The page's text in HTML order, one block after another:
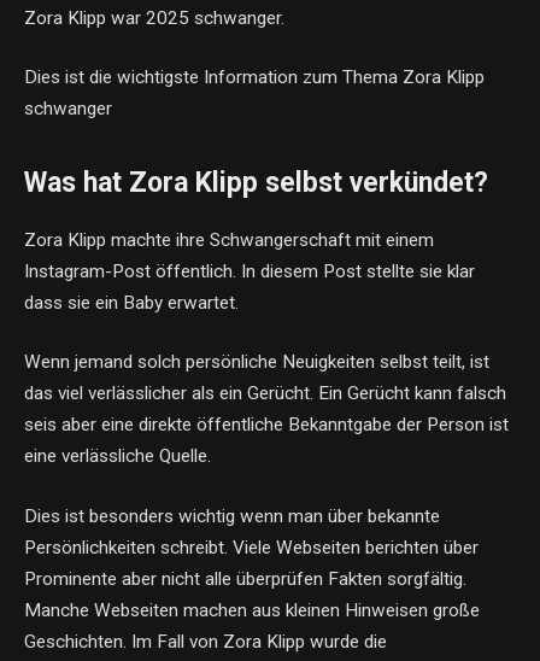
Zora Klipp war 2025 schwanger.
Dies ist die wichtigste Information zum Thema Zora Klipp
schwanger
Was hat Zora Klipp selbst verkündet?
Zora Klipp machte ihre Schwangerschaft mit einem
Instagram-Post öffentlich. In diesem Post stellte sie klar
dass sie ein Baby erwartet.
Wenn jemand solch persönliche Neuigkeiten selbst teilt, ist
das viel verlässlicher als ein Gerücht. Ein Gerücht kann falsch
seis aber eine direkte öffentliche Bekanntgabe der Person ist
eine verlässliche Quelle.
Dies ist besonders wichtig wenn man über bekannte
Persönlichkeiten schreibt. Viele Webseiten berichten über
Prominente aber nicht alle überprüfen Fakten sorgfältig.
Manche Webseiten machen aus kleinen Hinweisen große
Geschichten. Im Fall von Zora Klipp wurde die